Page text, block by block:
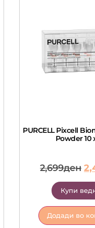
PURCELL Pixcell
Powder 10
2,699ден
Купи
Додади во